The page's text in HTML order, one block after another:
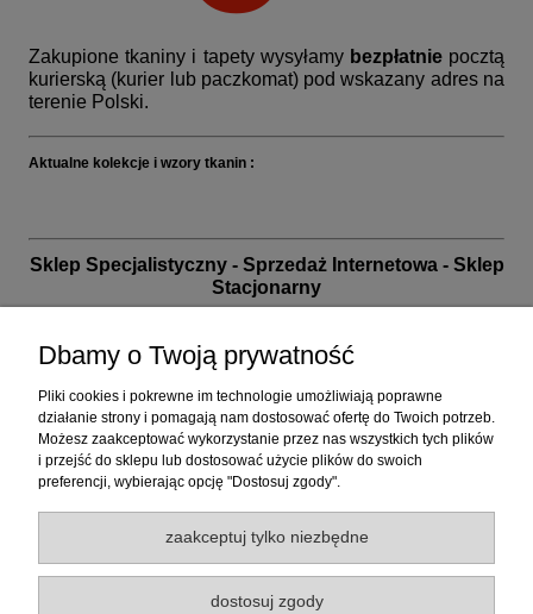
Zakupione tkaniny i tapety wysyłamy bezpłatniepocztą
kurierską (kurier lub paczkomat) pod wskazany adres na
terenie Polski.
Aktualne kolekcje i wzory tkanin :
Sklep Specjalistyczny - Sprzedaż Internetowa - Sklep
Stacjonarny
Wilgą 15 (na granicy Krakowa)
+48 12 26 06 050 | poniedziałek - piątek od 10 do 17 |
sklep@tapety.com.pl| +48 737 333 255
zapraszamy również w inne dni i godziny po
klientów. Poświęć nam choćby chwilę - my poświęcimy
Ci cały nasz czas.
Dbamy o Twoją prywatność
Pliki cookies i pokrewne im technologie umożliwiają poprawne
działanie strony i pomagają nam dostosować ofertę do Twoich potrzeb.
Możesz zaakceptować wykorzystanie przez nas wszystkich tych plików
i przejść do sklepu lub dostosować użycie plików do swoich
preferencji, wybierając opcję "Dostosuj zgody".
zaakceptuj tylko niezbędne
dostosuj zgody